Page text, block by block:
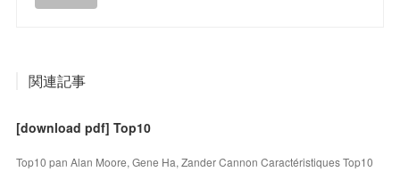
関連記事
[download pdf] Top10
Top10 pan Alan Moore, Gene Ha, Zander Cannon Caractéristiques Top10